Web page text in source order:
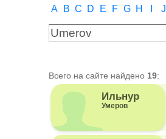
A B C D E F G H J
Всего на сайте найдено 19:
Ильнур
Умеров